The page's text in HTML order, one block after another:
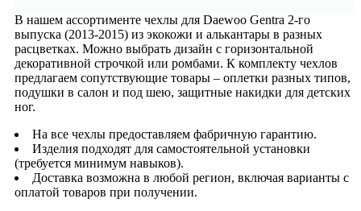
В нашем ассортименте чехлы для Daewoo Gentra 2-го
выпуска (2013-2015) из экокожи и алькантары в разных
расцветках. Можно выбрать дизайн с горизонтальной
декоративной строчкой или ромбами. К комплекту чехлов
предлагаем сопутствующие товары – оплетки разных типов,
подушки в салон и под шею, защитные накидки для детских
ног.
На все чехлы предоставляем фабричную гарантию.
Изделия подходят для самостоятельной установки
(требуется минимум навыков).
Доставка возможна в любой регион, включая варианты с
оплатой товаров при получении.